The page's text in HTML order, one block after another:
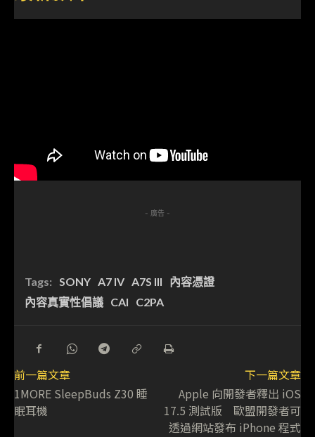
- 廣告 -
Tags: SONY A7 IV A7S III
內容憑證
內容真實性倡議 CAI C2PA
前一篇文章
1MORE SleepBuds Z30 睡
眠耳機
下一篇文章
Apple 向開發者釋出 iOS
17.5 測試版 歐盟開發者可
透過網站發布 iPhone 程式